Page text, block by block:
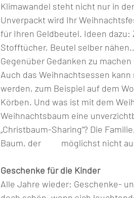
Klimawandel steht nicht nur in
Unverpackt wird Ihr
für Ihren Geldbeutel. Ideen
Stofftücher, Beutel selber
Gegenüber Gedanken zu
Auch das Weihnachtsessen
werden, zum Beispiel auf dem
Körben. Und was ist mit dem
Weihnachtsbaum eine
„Christbaum-Sharing“? Die
Baum, der
Geschenke für die Kinder
Alle Jahre wieder: Geschenke- und